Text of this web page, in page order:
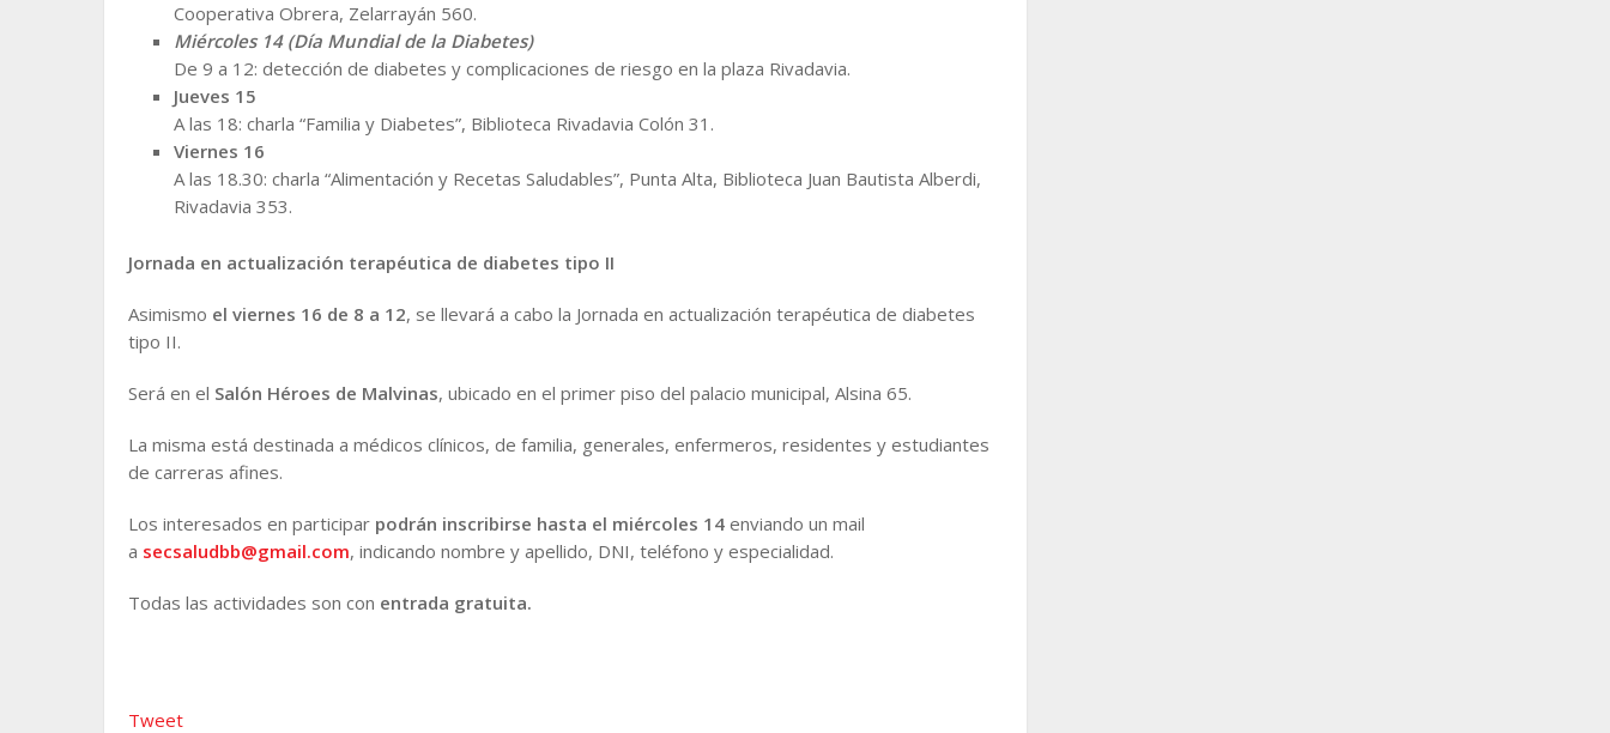
Cooperativa Obrera, Zelarrayán 560.
Miércoles 14 (Día Mundial de la Diabetes)
De 9 a 12: detección de diabetes y complicaciones de riesgo en la plaza Rivadavia.
Jueves 15
A las 18: charla “Familia y Diabetes”, Biblioteca Rivadavia Colón 31.
Viernes 16
A las 18.30: charla “Alimentación y Recetas Saludables”, Punta Alta, Biblioteca Juan Bautista Alberdi,
Rivadavia 353.
Jornada en actualización terapéutica de diabetes tipo II
Asimismo el viernes 16 de 8 a 12, se llevará a cabo la Jornada en actualización terapéutica de diabetes
tipo II.
Será en el Salón Héroes de Malvinas, ubicado en el primer piso del palacio municipal, Alsina 65.
La misma está destinada a médicos clínicos, de familia, generales, enfermeros, residentes y estudiantes
de carreras afines.
Los interesados en participar podrán inscribirse hasta el miércoles 14 enviando un mail
a secsaludbb@gmail.com, indicando nombre y apellido, DNI, teléfono y especialidad.
Todas las actividades son con entrada gratuita.
Tweet